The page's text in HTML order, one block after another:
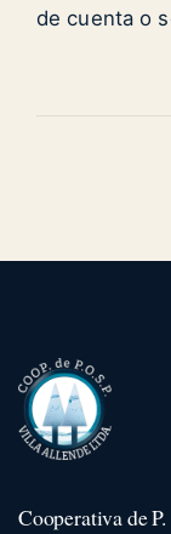
de cuenta o
Cooperativa de